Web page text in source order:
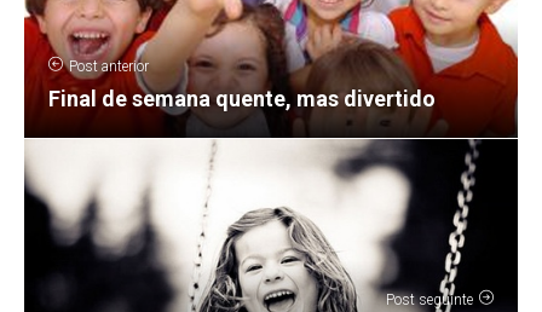
Post anterior
Final de semana quente, mas divertido
Post seguinte